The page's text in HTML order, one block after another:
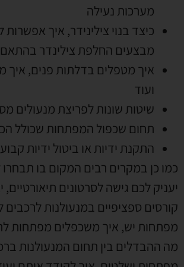
מערכות נעילה
כיצד בנוי צילינידר, איך אפשרות
מבצעים החלפת צילינדר בהתאם
איך מטפלים בדלתות פנים, איך
ועוד
שיטות שונות לפריצת מנעולים
תחום שכפול המפתחות שכולל
התקנת ידיות או ביטול ידיות
כמו כן במקרים רבים המקום בו
יעניק לכם גישה לסרטונים תיאורטיים,
קורסים ספציפיים במנעולנות לרכבים
מפתחות יש, איך משכפלים מפתחות
מה ההבדלים בין תחום המנעולנות